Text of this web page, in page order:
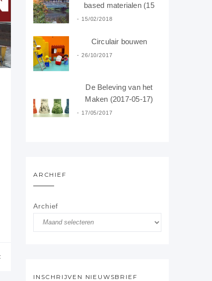
based materialen (15
februari 2018)
15/02/2018
Circulair bouwen
26/10/2017
De Beleving van het
Maken (2017-05-17)
17/05/2017
ARCHIEF
Archief
INSCHRIJVEN NIEUWSBRIEF